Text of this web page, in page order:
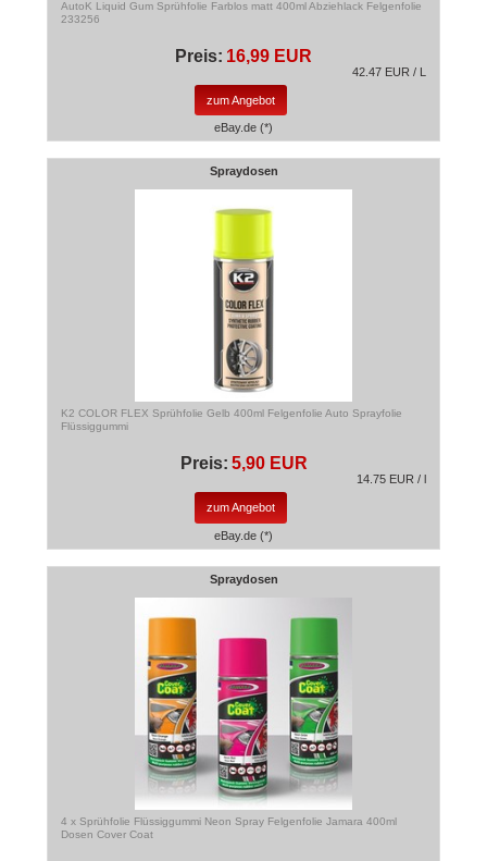
AutoK Liquid Gum Sprühfolie Farblos matt 400ml Abziehlack Felgenfolie
233256
Preis: 16,99 EUR
42.47 EUR / L
zum Angebot
eBay.de (*)
Spraydosen
K2 COLOR FLEX Sprühfolie Gelb 400ml Felgenfolie Auto Sprayfolie
Flüssiggummi
Preis: 5,90 EUR
14.75 EUR / l
zum Angebot
eBay.de (*)
Spraydosen
4 x Sprühfolie Flüssiggummi Neon Spray Felgenfolie Jamara 400ml
Dosen Cover Coat